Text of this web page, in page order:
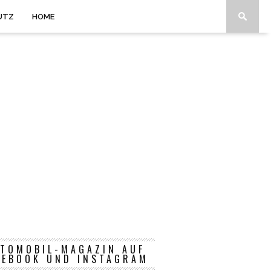
HOME
MAGAZIN AUF
UND INSTAGRAM